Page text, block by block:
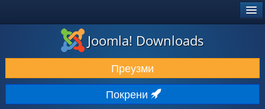
ПРЕУЗИМАЊЕ И ПРОШИРЕЊА (ЕКСТЕНЗИЈЕ)
ОТКРИЈТЕ И НАУЧИТЕ
ЗАЈЕДНИЦА И ПОДРШКА
Joomla! Downloads
Преузми
Покрени